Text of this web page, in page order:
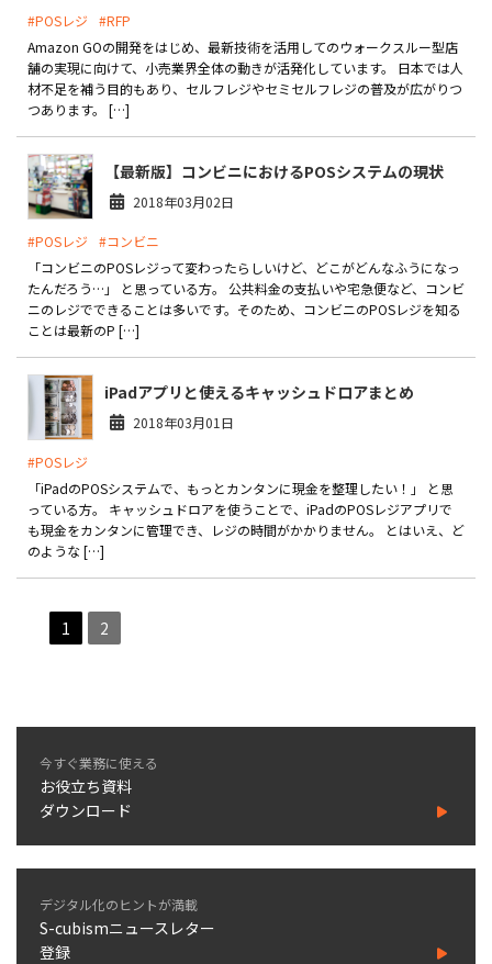
#POSレジ
#RFP
Amazon GOの開発をはじめ、最新技術を活用してのウォークスルー型店
舗の実現に向けて、小売業界全体の動きが活発化しています。 日本では人
材不足を補う目的もあり、セルフレジやセミセルフレジの普及が広がりつ
つあります。 […]
【最新版】コンビニにおけるPOSシステムの現状
2018年03月02日
#POSレジ
#コンビニ
「コンビニのPOSレジって変わったらしいけど、どこがどんなふうになっ
たんだろう…」 と思っている方。 公共料金の支払いや宅急便など、コンビ
ニのレジでできることは多いです。そのため、コンビニのPOSレジを知る
ことは最新のP […]
iPadアプリと使えるキャッシュドロアまとめ
2018年03月01日
#POSレジ
「iPadのPOSシステムで、もっとカンタンに現金を整理したい！」 と思
っている方。 キャッシュドロアを使うことで、iPadのPOSレジアプリで
も現金をカンタンに管理でき、レジの時間がかかりません。 とはいえ、ど
のような […]
1 2
今すぐ業務に使える
お役立ち資料
ダウンロード
デジタル化のヒントが満載
S-cubismニュースレター
登録